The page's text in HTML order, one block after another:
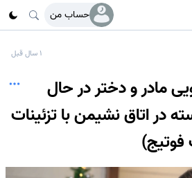
حساب من
1 سال قبل
مادر و دختر در حال
در اتاق نشیمن با تزئینات